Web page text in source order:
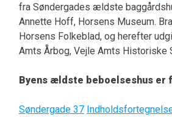
fra Søndergades ældste
Annette Hoff, Horsens Museum.
Horsens Folkeblad, og herefter
Amts Årbog, Vejle Amts Historiske
Byens ældste beboelseshus er
Søndergade 37